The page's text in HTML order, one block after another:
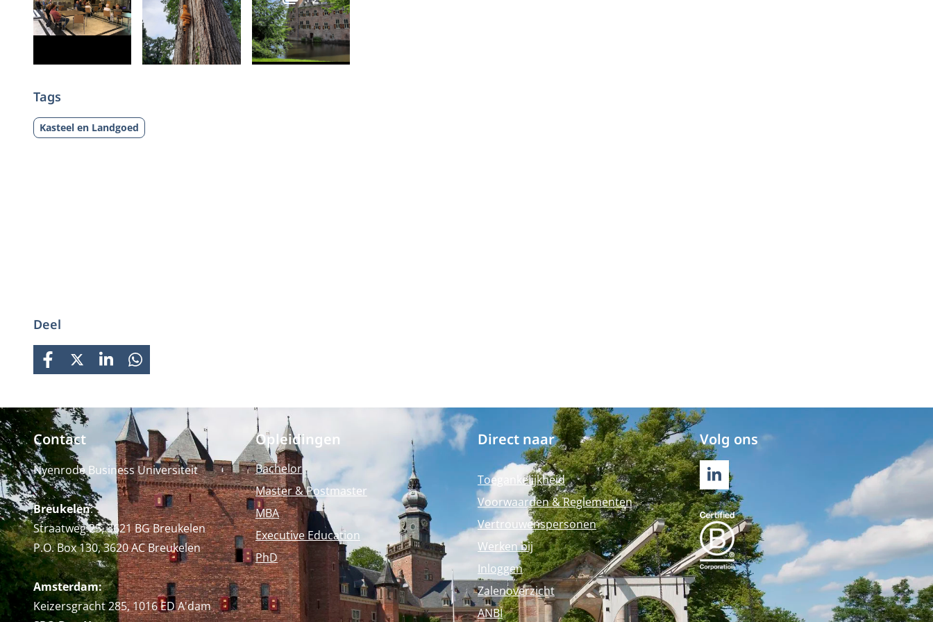
Tags
Kasteel en Landgoed
Deel
FACEBOOK
X LINKEDINWHATSAPP
Contact
Nyenrode Business Universiteit
Breukelen:
Straatweg 25, 3621 BG Breukelen
P.O. Box 130, 3620 AC Breukelen
Amsterdam:
Keizersgracht 285, 1016 ED A'dam
Opleidingen
Bachelor
Master & Postmaster
MBA
Executive Education
PhD
Direct naar
Toegankelijkheid
Voorwaarden & Reglementen
Vertrouwenspersonen
Werken bij
Inloggen
Zalenoverzicht
ANBI
Volg ons
LINKEDIN